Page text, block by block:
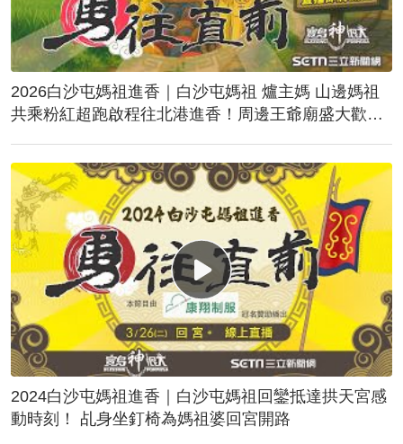
2026白沙屯媽祖進香｜白沙屯媽祖 爐主媽 山邊媽祖
共乘粉紅超跑啟程往北港進香！周邊王爺廟盛大歡
2024白沙屯媽祖進香｜白沙屯媽祖回鑾抵達拱天宮感
動時刻！ 乩身坐釘椅為媽祖婆回宮開路